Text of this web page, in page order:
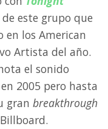
este grupo que
en los American
Artista del año.
el sonido
2005 pero hasta
gran breakthrough